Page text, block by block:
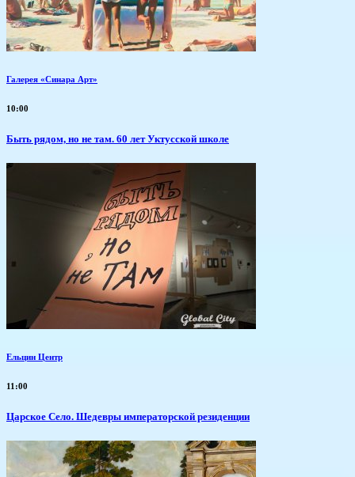
Галерея «Синара Арт»
10:00
Быть рядом, но не там. 60 лет Уктусской школе
Ельцин Центр
11:00
Царское Село. Шедевры императорской резиденции